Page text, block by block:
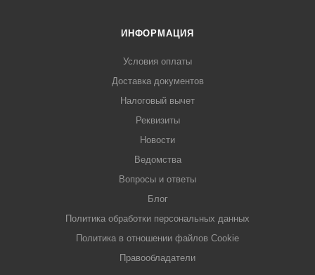
ИНФОРМАЦИЯ
Условия оплаты
Доставка документов
Налоговый вычет
Реквизиты
Новости
Ведомства
Вопросы и ответы
Блог
Политика обработки персональных данных
Политика в отношении файлов Cookie
Правообладатели